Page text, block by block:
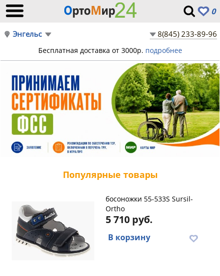
0
Энгельс 8(845) 233-89-96
Бесплатная доставка от 3000р. подробнее
Популярные товары
босоножки 55-533S Sursil-
Ortho
5 710 руб.
В корзину